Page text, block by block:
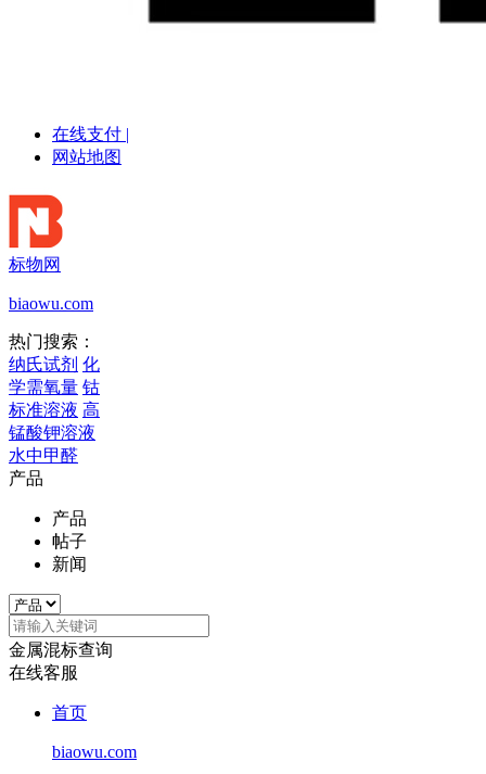
在线支付 |
网站地图
标物网
biaowu.com
热门搜索：
纳氏试剂 化
学需氧量 钴
标准溶液 高
锰酸钾溶液
水中甲醛
产品
产品
帖子
新闻
金属混标查询
在线客服
首页
biaowu.com